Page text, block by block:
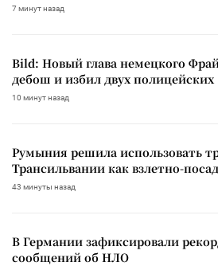
7 минут назад
Bild: Новый глава немецкого
дебош и избил двух полицейских
10 минут назад
Румыния решила использовать
Трансильвании как взлетно-
43 минуты назад
В Германии зафиксировали
сообщений об НЛО